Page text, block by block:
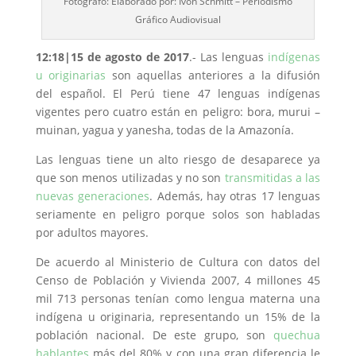
Gráfico Audiovisual
12:18|15 de agosto de 2017.- Las lenguas indígenas
u originarias son aquellas anteriores a la difusión
del español. El Perú tiene 47 lenguas indígenas
vigentes pero cuatro están en peligro: bora, murui –
muinan, yagua y yanesha, todas de la Amazonía.
Las lenguas tiene un alto riesgo de desaparece ya
que son menos utilizadas y no son transmitidas a las
nuevas generaciones. Además, hay otras 17 lenguas
seriamente en peligro porque solos son habladas
por adultos mayores.
De acuerdo al Ministerio de Cultura con datos del
Censo de Población y Vivienda 2007, 4 millones 45
mil 713 personas tenían como lengua materna una
indígena u originaria, representando un 15% de la
población nacional. De este grupo, son quechua
hablantes más del 80% y con una gran diferencia le